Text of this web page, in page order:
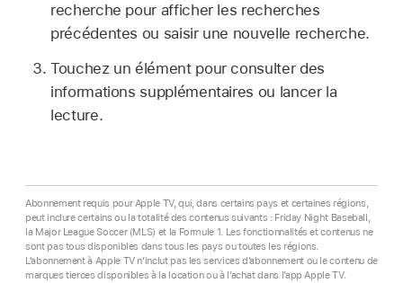
recherche pour afficher les recherches
précédentes ou saisir une nouvelle recherche.
Touchez un élément pour consulter des
informations supplémentaires ou lancer la
lecture.
Abonnement requis pour Apple TV, qui, dans certains pays et certaines régions,
peut inclure certains ou la totalité des contenus suivants : Friday Night Baseball,
la Major League Soccer (MLS) et la Formule 1. Les fonctionnalités et contenus ne
sont pas tous disponibles dans tous les pays ou toutes les régions.
L’abonnement à Apple TV n’inclut pas les services d’abonnement ou le contenu de
marques tierces disponibles à la location ou à l’achat dans l’app Apple TV.